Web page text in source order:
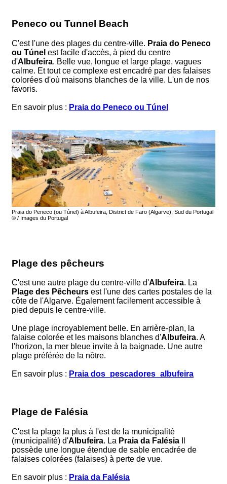
Peneco ou Tunnel Beach
C'est l'une des plages du centre-ville. Praia do Peneco
ou Túnel est facile d'accès, à pied du centre
d'Albufeira. Belle vue, longue et large plage, vagues
calme. Et tout ce complexe est encadré par des falaises
colorées d'où maisons blanches de la ville. L'un de nos
favoris.
En savoir plus : Praia do Peneco ou Túnel
Praia do Peneco (ou Túnel) à Albufeira, District de Faro (Algarve), Sud du Portugal
© / Images du Portugal
Plage des pêcheurs
C'est une autre plage du centre-ville d'Albufeira. La
Plage des Pêcheurs est l'une des cartes postales de la
côte de l'Algarve. Également facilement accessible à
pied depuis le centre-ville.
Une plage incroyablement belle. En arrière-plan, la
falaise colorée et les maisons blanches d'Albufeira. A
l'horizon, la mer bleue invite à la baignade. Une autre
plage préférée de la nôtre.
En savoir plus : Praia dos_pescadores_albufeira
Plage de Falésia
C'est la plage la plus à l'est de la municipalité
(municipalité) d'Albufeira. La Praia da Falésia
possède une longue étendue de sable encadrée de
falaises colorées (falaises) à perte de vue.
En savoir plus : Praia da Falésia